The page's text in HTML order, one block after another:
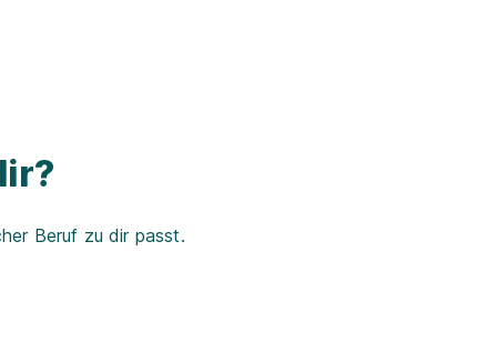
Beruf zu dir passt.